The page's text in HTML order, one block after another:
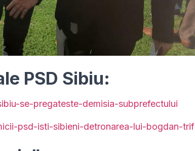
PSD Sibiu:
se-pregateste-demisia-subprefectului
psd-isti-sibieni-detronarea-lui-bogdan-trif